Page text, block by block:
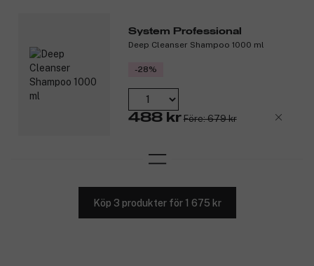
System Professional
Deep Cleanser Shampoo 1000 ml
-28%
488 kr Före: 679 kr
Köp 3 produkter för 1 675 kr